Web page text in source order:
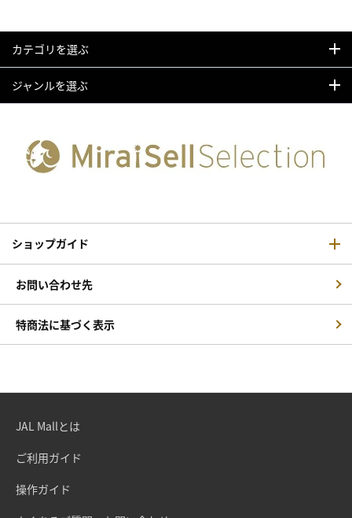
カテゴリを選ぶ
ジャンルを選ぶ
ショップガイド
お問い合わせ先
特商法に基づく表示
JAL Mallとは
ご利用ガイド
操作ガイド